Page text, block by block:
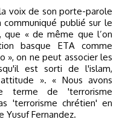
communiqué publié sur le
que « de même que l’on
basque ETA comme
», on ne peut associer les
est sorti de l'islam,
». « Nous avons
terme de 'terrorisme
'terrorisme chrétien' en
Yusuf Fernandez.